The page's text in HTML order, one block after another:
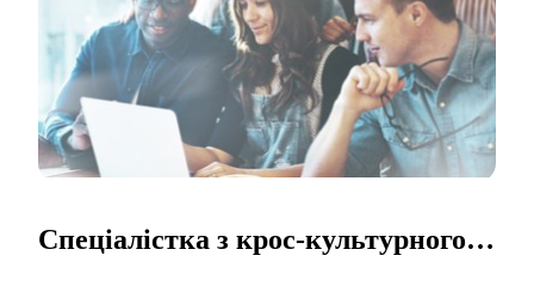
Спеціалістка з крос-культурного менеджменту